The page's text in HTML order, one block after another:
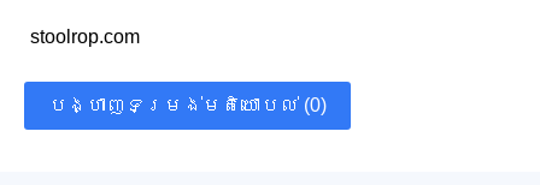
stoolrop.com
បង្ហាញទម្រង់មតិយោបល់ (0)